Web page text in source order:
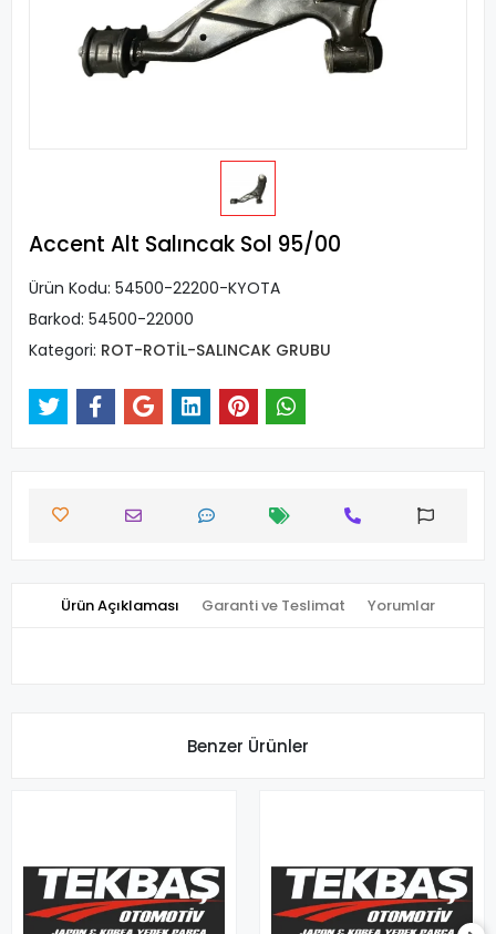
Accent Alt Salıncak Sol 95/00
Ürün Kodu: 54500-22200-KYOTA
Barkod: 54500-22000
Kategori: ROT-ROTİL-SALINCAK GRUBU
Ürün Açıklaması Garanti ve Teslimat Yorumlar
Benzer Ürünler